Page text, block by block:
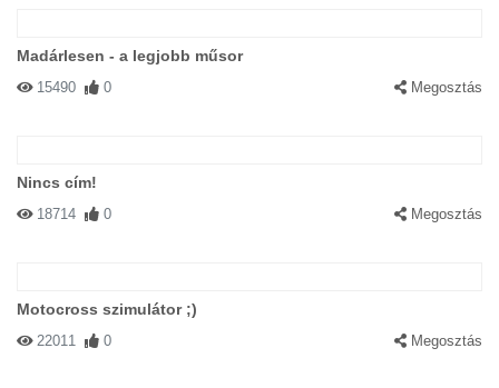
Madárlesen - a legjobb műsor
15490 0 Megosztás
Nincs cím!
18714 0 Megosztás
Motocross szimulátor ;)
22011 0 Megosztás